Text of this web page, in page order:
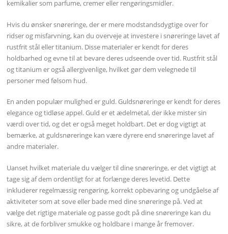
kemikalier som parfume, cremer eller rengøringsmidler.
Hvis du ønsker snøreringe, der er mere modstandsdygtige over for
ridser og misfarvning, kan du overveje at investere i snøreringe lavet af
rustfrit stål eller titanium. Disse materialer er kendt for deres
holdbarhed og evne til at bevare deres udseende over tid. Rustfrit stål
og titanium er også allergivenlige, hvilket gør dem velegnede til
personer med følsom hud.
En anden populær mulighed er guld. Guldsnøreringe er kendt for deres
elegance og tidløse appel. Guld er et ædelmetal, der ikke mister sin
værdi over tid, og det er også meget holdbart. Det er dog vigtigt at
bemærke, at guldsnøreringe kan være dyrere end snøreringe lavet af
andre materialer.
Uanset hvilket materiale du vælger til dine snøreringe, er det vigtigt at
tage sig af dem ordentligt for at forlænge deres levetid. Dette
inkluderer regelmæssig rengøring, korrekt opbevaring og undgåelse af
aktiviteter som at sove eller bade med dine snøreringe på. Ved at
vælge det rigtige materiale og passe godt på dine snøreringe kan du
sikre, at de forbliver smukke og holdbare i mange år fremover.